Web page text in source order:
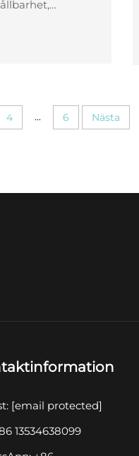
Ceramics
4 ... 6 Nästa
[email protected]
13534638099